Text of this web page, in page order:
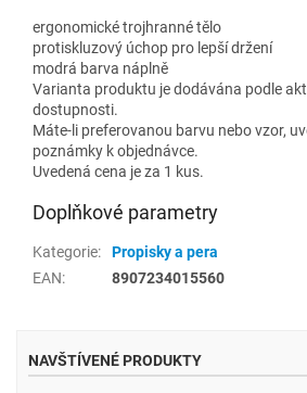
ergonomické trojhranné tělo
protiskluzový úchop pro lepší držení
modrá barva náplně
Varianta produktu je dodávána podle
dostupnosti.
Máte-li preferovanou barvu nebo vzor,
poznámky k objednávce.
Uvedená cena je za 1 kus.
Doplňkové parametry
Kategorie:
Propisky a pera
EAN: 8907234015560
NAVŠTÍVENÉ PRODUKTY